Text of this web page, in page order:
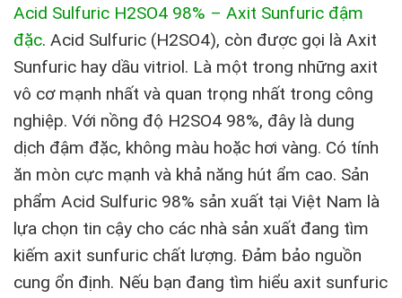
Acid Sulfuric H2SO4 98% – Axit Sunfuric đậm
đặc. Acid Sulfuric (H2SO4), còn được gọi là Axit
Sunfuric hay dầu vitriol. Là một trong những axit
vô cơ mạnh nhất và quan trọng nhất trong công
nghiệp. Với nồng độ H2SO4 98%, đây là dung
dịch đậm đặc, không màu hoặc hơi vàng. Có tính
ăn mòn cực mạnh và khả năng hút ẩm cao. Sản
phẩm Acid Sulfuric 98% sản xuất tại Việt Nam là
lựa chọn tin cậy cho các nhà sản xuất đang tìm
kiếm axit sunfuric chất lượng. Đảm bảo nguồn
cung ổn định. Nếu bạn đang tìm hiểu axit sunfuric